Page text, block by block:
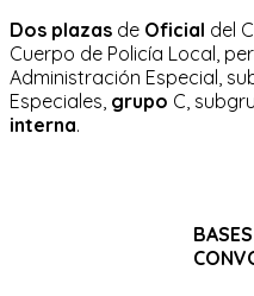
Dos plazas de Oficial del
Cuerpo de Policía Local,
Administración Especial,
Especiales, grupo C,
interna.
BASES